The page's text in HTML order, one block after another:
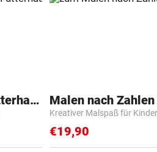
Esschert Design Futterhaus
Kreativer Malspaß für Kinder
€19,90